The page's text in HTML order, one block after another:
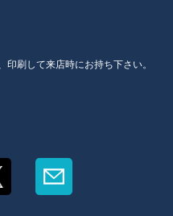
刷して来店時にお持ち下さい。